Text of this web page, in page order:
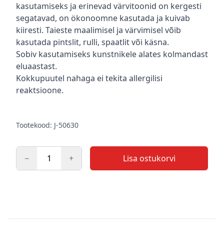
kasutamiseks ja erinevad värvitoonid on kergesti
segatavad, on ökonoomne kasutada ja kuivab
kiiresti. Taieste maalimisel ja värvimisel võib
kasutada pintslit, rulli, spaatlit või käsna.
Sobiv kasutamiseks kunstnikele alates kolmandast
eluaastast.
Kokkupuutel nahaga ei tekita allergilisi
reaktsioone.
Tootekood: J-50630
− + Lisa ostukorvi